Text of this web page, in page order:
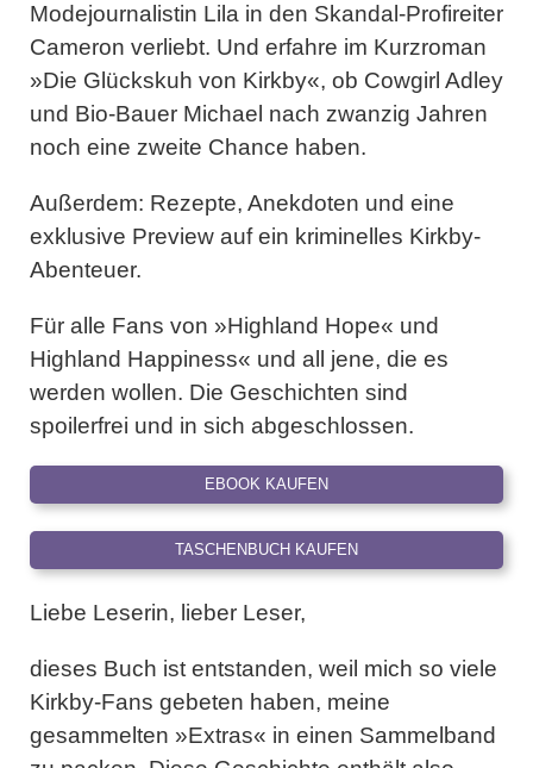
Modejournalistin Lila in den Skandal-Profireiter
Cameron verliebt. Und erfahre im Kurzroman
»Die Glückskuh von Kirkby«, ob Cowgirl Adley
und Bio-Bauer Michael nach zwanzig Jahren
noch eine zweite Chance haben.
Außerdem: Rezepte, Anekdoten und eine
exklusive Preview auf ein kriminelles Kirkby-
Abenteuer.
Für alle Fans von »Highland Hope« und
Highland Happiness« und all jene, die es
werden wollen. Die Geschichten sind
spoilerfrei und in sich abgeschlossen.
EBOOK KAUFEN
TASCHENBUCH KAUFEN
Liebe Leserin, lieber Leser,
dieses Buch ist entstanden, weil mich so viele
Kirkby-Fans gebeten haben, meine
gesammelten »Extras« in einen Sammelband